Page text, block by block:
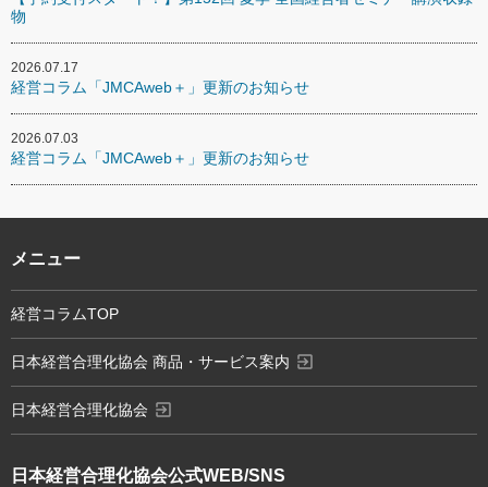
物
2026.07.17
経営コラム「JMCAweb＋」更新のお知らせ
2026.07.03
経営コラム「JMCAweb＋」更新のお知らせ
日本経営合理化協会公式WEB/SNS
メニュー
経営コラムTOP
日本経営合理化協会 商品・サービス案内 exit_to_app
日本経営合理化協会 exit_to_app